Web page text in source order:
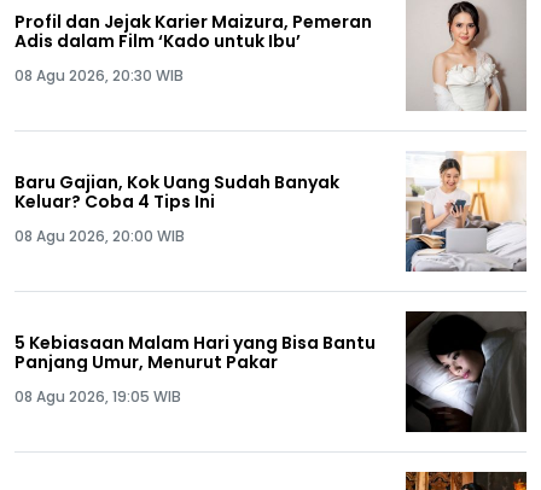
Profil dan Jejak Karier Maizura, Pemeran
Adis dalam Film ‘Kado untuk Ibu’
08 Agu 2026, 20:30 WIB
Baru Gajian, Kok Uang Sudah Banyak
Keluar? Coba 4 Tips Ini
08 Agu 2026, 20:00 WIB
5 Kebiasaan Malam Hari yang Bisa Bantu
Panjang Umur, Menurut Pakar
08 Agu 2026, 19:05 WIB